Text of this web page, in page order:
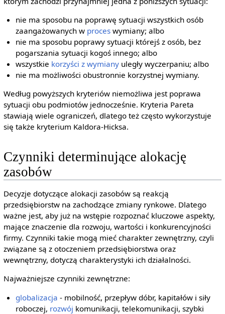
nie ma sposobu na poprawę sytuacji wszystkich osób
zaangażowanych w proces wymiany; albo
nie ma sposobu poprawy sytuacji którejś z osób, bez
pogarszania sytuacji kogoś innego; albo
wszystkie korzyści z wymiany uległy wyczerpaniu; albo
nie ma możliwości obustronnie korzystnej wymiany.
Według powyższych kryteriów niemożliwa jest poprawa
sytuacji obu podmiotów jednocześnie. Kryteria Pareta
stawiają wiele ograniczeń, dlatego też często wykorzystuje
się także kryterium Kaldora-Hicksa.
Czynniki determinujące alokację
zasobów
Decyzje dotyczące alokacji zasobów są reakcją
przedsiębiorstw na zachodzące zmiany rynkowe. Dlatego
ważne jest, aby już na wstępie rozpoznać kluczowe aspekty,
mające znaczenie dla rozwoju, wartości i konkurencyjności
firmy. Czynniki takie mogą mieć charakter zewnętrzny, czyli
związane są z otoczeniem przedsiębiorstwa oraz
wewnętrzny, dotyczą charakterystyki ich działalności.
Najważniejsze czynniki zewnętrzne:
globalizacja - mobilność, przepływ dóbr, kapitałów i siły
roboczej, rozwój komunikacji, telekomunikacji, szybki